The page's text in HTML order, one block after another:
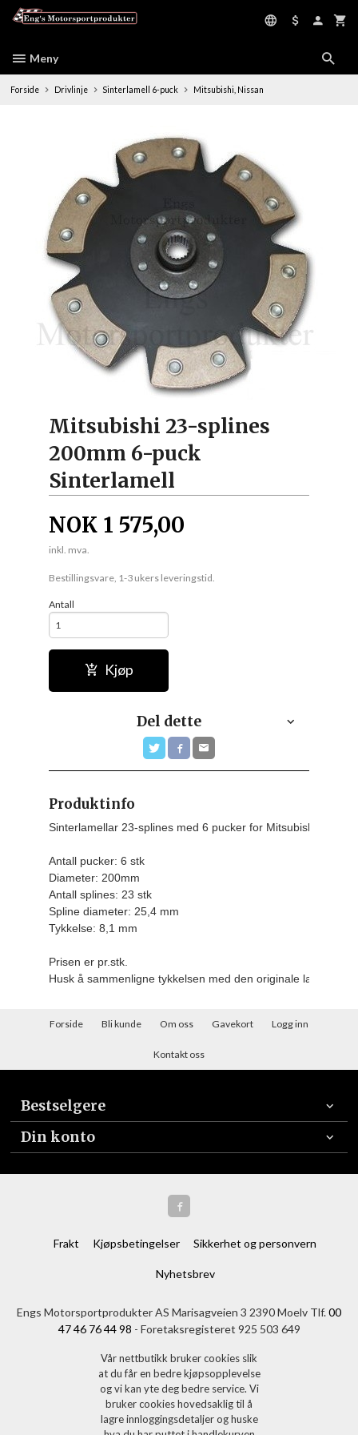
Meny
Forside Drivlinje Sinterlamell 6-puck Mitsubishi, Nissan
Mitsubishi 23-splines
200mm 6-puck
Sinterlamell
NOK 1 575,00
inkl. mva.
Bestillingsvare, 1-3 ukers leveringstid.
Antall
Kjøp
Del dette
Produktinfo
Sinterlamellar 23-splines med 6 pucker for Mitsubishi Evo Mfl
Antall pucker: 6 stk
Diameter: 200mm
Antall splines: 23 stk
Spline diameter: 25,4 mm
Tykkelse: 8,1 mm
Prisen er pr.stk.
Husk å sammenligne tykkelsen med den originale lamellen
Forside Bli kunde Om oss Gavekort Logg inn
Kontakt oss
Bestselgere
Din konto
Frakt Kjøpsbetingelser Sikkerhet og personvern
Nyhetsbrev
Engs Motorsportprodukter AS Marisagveien 3 2390 Moelv Tlf.00
47 46 76 44 98 - Foretaksregisteret 925 503 649
Vår nettbutikk bruker cookies slik
at du får en bedre kjøpsopplevelse
og vi kan yte deg bedre service. Vi
bruker cookies hovedsaklig til å
lagre innloggingsdetaljer og huske